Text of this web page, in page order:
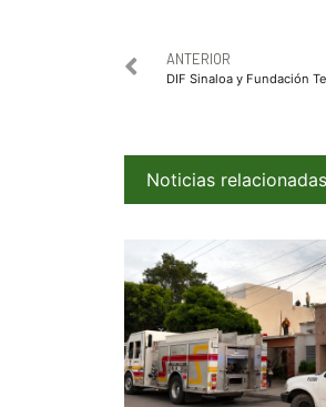
ANTERIOR
Noticias relacionadas